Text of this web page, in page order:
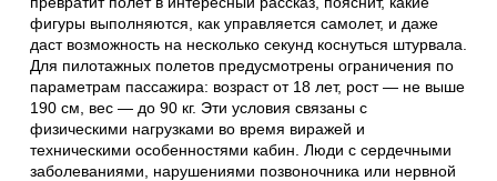
фигуры выполняются, как управляется самолет, и даже
даст возможность на несколько секунд коснуться штурвала.
Для пилотажных полетов предусмотрены ограничения по
параметрам пассажира: возраст от 18 лет, рост — не выше
190 см, вес — до 90 кг. Эти условия связаны с
физическими нагрузками во время виражей и
техническими особенностями кабин. Люди с сердечными
заболеваниями, нарушениями позвоночника или нервной